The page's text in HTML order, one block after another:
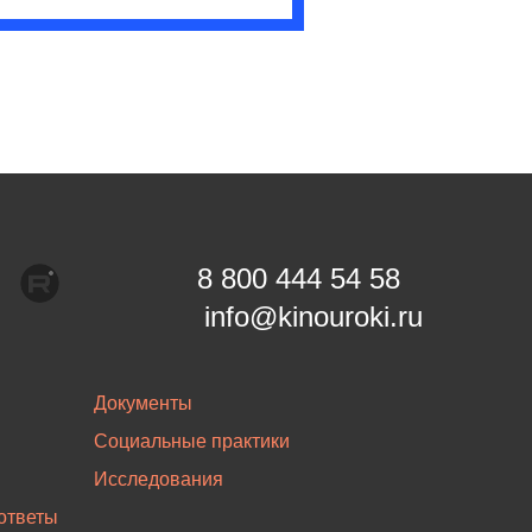
Документы
Социальные практики
Исследования
8 800 444 54 58
info@kinouroki.ru